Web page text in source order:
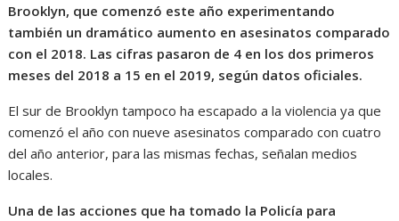
Brooklyn, que comenzó este año experimentando
también un dramático aumento en asesinatos comparado
con el 2018. Las cifras pasaron de 4 en los dos primeros
meses del 2018 a 15 en el 2019, según datos oficiales.
El sur de Brooklyn tampoco ha escapado a la violencia ya que
comenzó el año con nueve asesinatos comparado con cuatro
del año anterior, para las mismas fechas, señalan medios
locales.
Una de las acciones que ha tomado la Policía para